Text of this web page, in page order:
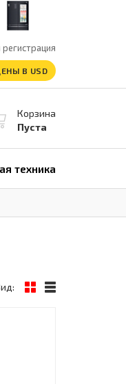
В USD
Корзина
Пуста
техника